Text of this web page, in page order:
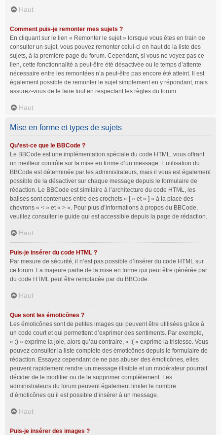
Haut
Comment puis-je remonter mes sujets ?
En cliquant sur le lien « Remonter le sujet » lorsque vous êtes en train de
consulter un sujet, vous pouvez remonter celui-ci en haut de la liste des
sujets, à la première page du forum. Cependant, si vous ne voyez pas ce
lien, cette fonctionnalité a peut-être été désactivée ou le temps d’attente
nécessaire entre les remontées n’a peut-être pas encore été atteint. Il est
également possible de remonter le sujet simplement en y répondant, mais
assurez-vous de le faire tout en respectant les règles du forum.
Haut
Mise en forme et types de sujets
Qu’est-ce que le BBCode ?
Le BBCode est une implémentation spéciale du code HTML, vous offrant
un meilleur contrôle sur la mise en forme d’un message. L’utilisation du
BBCode est déterminée par les administrateurs, mais il vous est également
possible de la désactiver sur chaque message depuis le formulaire de
rédaction. Le BBCode est similaire à l’architecture du code HTML, les
balises sont contenues entre des crochets « [ » et « ] » à la place des
chevrons « < » et « > ». Pour plus d’informations à propos du BBCode,
veuillez consulter le guide qui est accessible depuis la page de rédaction.
Haut
Puis-je insérer du code HTML ?
Par mesure de sécurité, il n’est pas possible d’insérer du code HTML sur
ce forum. La majeure partie de la mise en forme qui peut être générée par
du code HTML peut être remplacée par du BBCode.
Haut
Que sont les émoticônes ?
Les émoticônes sont de petites images qui peuvent être utilisées grâce à
un code court et qui permettent d’exprimer des sentiments. Par exemple,
« :) » exprime la joie, alors qu’au contraire, « :( » exprime la tristesse. Vous
pouvez consulter la liste complète des émoticônes depuis le formulaire de
rédaction. Essayez cependant de ne pas abuser des émoticônes, elles
peuvent rapidement rendre un message illisible et un modérateur pourrait
décider de le modifier ou de le supprimer complètement. Les
administrateurs du forum peuvent également limiter le nombre
d’émoticônes qu’il est possible d’insérer à un message.
Haut
Puis-je insérer des images ?